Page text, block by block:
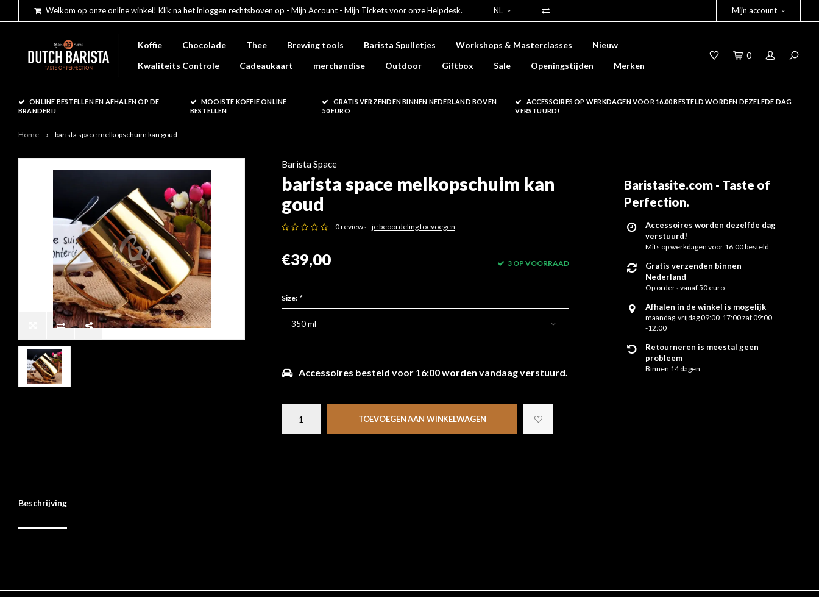
Welkom op onze online winkel! Klik na het inloggen rechtsboven op - Mijn Account - Mijn Tickets voor onze Helpdesk. NL Mijn account
Koffie Chocolade Thee Brewing tools Barista Spulletjes Workshops & Masterclasses
Nieuw
Kwaliteits Controle
Cadeaukaart merchandise Outdoor Giftbox Sale Openingstijden Merken
0
ONLINE BESTELLEN EN AFHALEN OP DE
BRANDERIJ
MOOISTE KOFFIE ONLINE
BESTELLEN
GRATIS VERZENDEN BINNEN NEDERLAND BOVEN
50 EURO
ACCESSOIRES OP WERKDAGEN VOOR 16.00 BESTELD WORDEN DEZELFDE DAG
VERSTUURD!
Home barista space melkopschuim kan goud
Barista Space
barista space melkopschuim kan
goud
0 reviews -je beoordeling toevoegen
€39,00 3 OP VOORRAAD
Size: *
350 ml
Accessoires besteld voor 16:00 worden vandaag verstuurd.
TOEVOEGEN AAN WINKELWAGEN
Baristasite.com - Taste of
Perfection.
Accessoires worden dezelfde dag
verstuurd!
Mits op werkdagen voor 16.00 besteld
Gratis verzenden binnen
Nederland
Op orders vanaf 50 euro
Afhalen in de winkel is mogelijk
maandag-vrijdag 09:00-17:00 zat 09:00
-12:00
Retourneren is meestal geen
probleem
Binnen 14 dagen
Beschrijving